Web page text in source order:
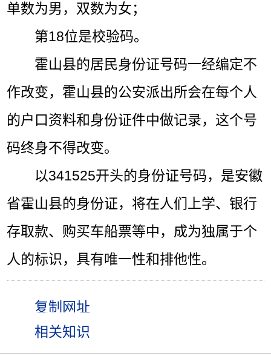
单数为男，双数为女；
第18位是校验码。
霍山县的居民身份证号码一经编定不
作改变，霍山县的公安派出所会在每个人
的户口资料和身份证件中做记录，这个号
码终身不得改变。
以341525开头的身份证号码，是安徽
省霍山县的身份证，将在人们上学、银行
存取款、购买车船票等中，成为独属于个
人的标识，具有唯一性和排他性。
相关知识